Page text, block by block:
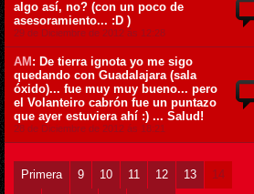
algo así, no? (con un poco de
asesoramiento... :D )
29 de Diciembre de 2012 ás 12:28
AM : De tierra ignota yo me sigo
quedando con Guadalajara (sala
óxido)... fue muy muy bueno... pero
el Volanteiro cabrón fue un puntazo
que ayer estuviera ahí :) ... Salud!
28 de Diciembre de 2012 ás 18:21
Primera 9 10 11 12 13
14